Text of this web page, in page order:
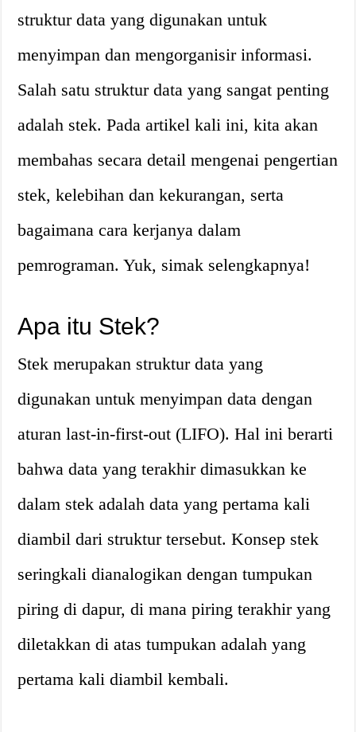
struktur data yang digunakan untuk
menyimpan dan mengorganisir informasi.
Salah satu struktur data yang sangat penting
adalah stek. Pada artikel kali ini, kita akan
membahas secara detail mengenai pengertian
stek, kelebihan dan kekurangan, serta
bagaimana cara kerjanya dalam
pemrograman. Yuk, simak selengkapnya!
Apa itu Stek?
Stek merupakan struktur data yang
digunakan untuk menyimpan data dengan
aturan last-in-first-out (LIFO). Hal ini berarti
bahwa data yang terakhir dimasukkan ke
dalam stek adalah data yang pertama kali
diambil dari struktur tersebut. Konsep stek
seringkali dianalogikan dengan tumpukan
piring di dapur, di mana piring terakhir yang
diletakkan di atas tumpukan adalah yang
pertama kali diambil kembali.